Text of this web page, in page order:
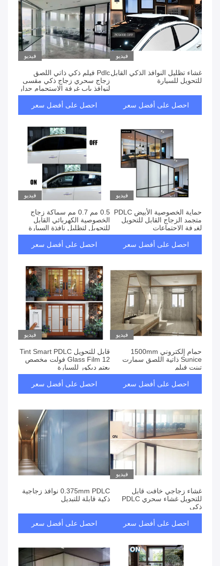
فيديو
غشاء تظليل النوافذ الذكي القابل
للتحويل للسيارة
احصل على أفضل سعر
فيديو
Pdlc فيلم ذكي ذاتي اللصق
زجاج سحري زجاج ذكي مقسى
لنوافذ باب غرفة الاستحمام جدار
زجاجي قائم بذاته
احصل على أفضل سعر
فيديو
حماية الخصوصية الأبيض PDLC
متجمد الزجاج القابل للتحويل
لغرفة الاجتماعات
احصل على أفضل سعر
فيديو
0.5 مم 0.7 مم سماكة زجاج
الخصوصية الكهربائي القابل
للتحويل لتظليل نافذة السيارة
احصل على أفضل سعر
فيديو
حمام إلكتروني 1500mm
Sunice ذاتية اللصق سمارت
تينت فيلم
احصل على أفضل سعر
فيديو
قابل للتحويل Tint Smart PDLC
Glass Film 12 فولت مخصص
يعتم ديكور للسيارة
احصل على أفضل سعر
فيديو
غشاء زجاجي خافت قابل
للتحويل غشاء سحري PDLC
ذكي
احصل على أفضل سعر
0.375mm PDLC نوافذ زجاجية
ذكية قابلة للتبديل
احصل على أفضل سعر